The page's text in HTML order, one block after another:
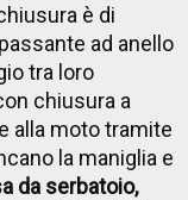
è di
ad anello
tra loro
chiusura a
alla moto tramite
la maniglia e
da serbatoio,